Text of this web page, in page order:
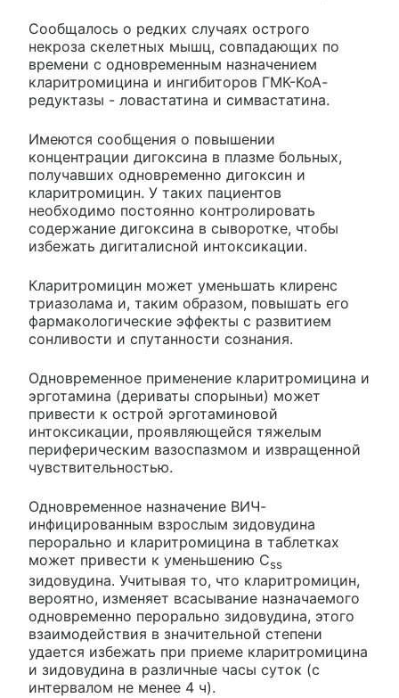
Сообщалось о редких случаях острого
некроза скелетных мышц, совпадающих по
времени с одновременным назначением
кларитромицина и ингибиторов ГМК-КоА-
редуктазы - ловастатина и симвастатина.
Имеются сообщения о повышении
концентрации дигоксина в плазме больных,
получавших одновременно дигоксин и
кларитромицин. У таких пациентов
необходимо постоянно контролировать
содержание дигоксина в сыворотке, чтобы
избежать дигиталисной интоксикации.
Кларитромицин может уменьшать клиренс
триазолама и, таким образом, повышать его
фармакологические эффекты с развитием
сонливости и спутанности сознания.
Одновременное применение кларитромицина и
эрготамина (дериваты спорыньи) может
привести к острой эрготаминовой
интоксикации, проявляющейся тяжелым
периферическим вазоспазмом и извращенной
чувствительностью.
Одновременное назначение ВИЧ-
инфицированным взрослым зидовудина
перорально и кларитромицина в таблетках
может привести к уменьшению Css
зидовудина. Учитывая то, что кларитромицин,
вероятно, изменяет всасывание назначаемого
одновременно перорально зидовудина, этого
взаимодействия в значительной степени
удается избежать при приеме кларитромицина
и зидовудина в различные часы суток (с
интервалом не менее 4 ч).